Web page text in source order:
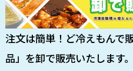
注文は簡単！ど冷えもんで
品」を卸で販売いたします。